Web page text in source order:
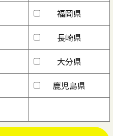
福岡県
長崎県
大分県
鹿児島県